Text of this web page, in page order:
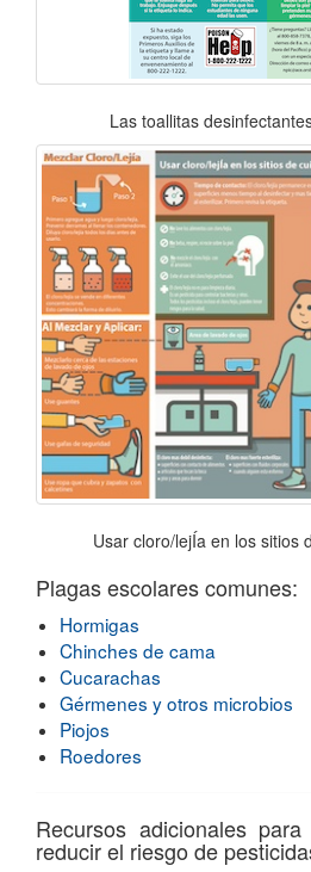
Las toallitas
Usar cloro/lejÍa en los sitios
Plagas escolares comunes:
Hormigas
Chinches de cama
Cucarachas
Gérmenes y otros microbios
Piojos
Roedores
Recursos adicionales
reducir el riesgo de